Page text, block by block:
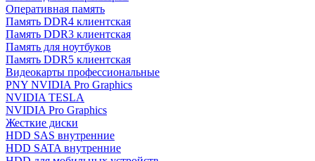
Оперативная память
Память DDR4 клиентская
Память DDR3 клиентская
Память для ноутбуков
Память DDR5 клиентская
Видеокарты профессиональные
PNY NVIDIA Pro Graphics
NVIDIA TESLA
NVIDIA Pro Graphics
Жесткие диски
HDD SAS внутренние
HDD SATA внутренние